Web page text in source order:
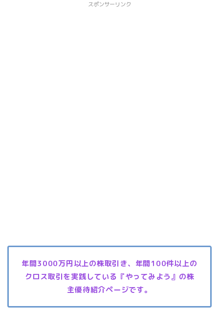
スポンサーリンク
年間3000万円以上の株取引き、年間100件以上の
クロス取引を実践している『やってみよう』の株
主優待紹介ページです。